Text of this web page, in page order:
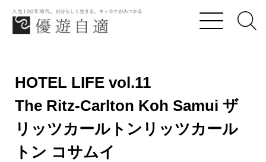
The Ritz-Carlton Koh Samui ザ リッツカールトンリッツ
HOTEL LIFE vol.11
The Ritz-Carlton Koh Samui ザ
リッツカールトンリッツカール
トン コサムイ